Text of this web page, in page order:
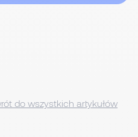
do wszystkich artykułów